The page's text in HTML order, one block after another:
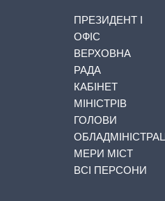
ПРЕЗИДЕНТ І
ОФІС
ВЕРХОВНА
РАДА
КАБІНЕТ
МІНІСТРІВ
ГОЛОВИ
МЕРИ МІСТ
ВСІ ПЕРСОНИ